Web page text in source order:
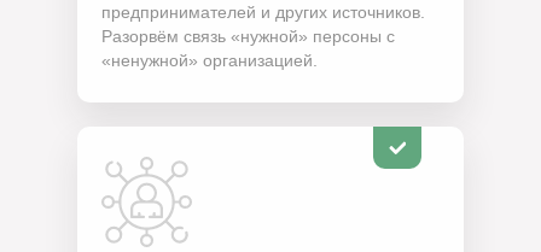
предпринимателей и других источников.
Разорвём связь «нужной» персоны с
«ненужной» организацией.